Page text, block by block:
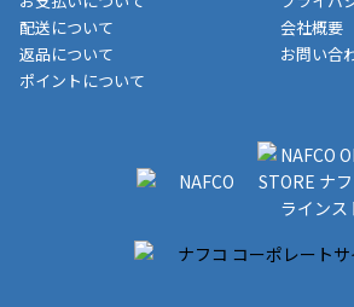
■店舗受取をご選択いただいた場合
ご注文が確認出来次第、お受取される店舗
をさせていただきます。店舗に在庫がない
いただく場合がございます。店舗準備での
のみの受け渡しとなります。（箱や納品書
ん）店舗で準備が出来次第、メールにてご
配送について
返品について
ポイントについて
会社概要
お問い合